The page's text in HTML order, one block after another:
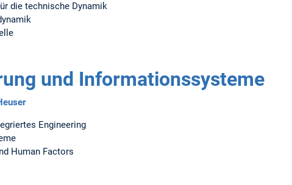
die technische Dynamik
und Informationssysteme
Engineering
Human Factors